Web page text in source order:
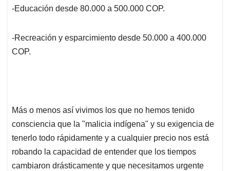
-Educación desde 80.000 a 500.000 COP.
-Recreación y esparcimiento desde 50.000 a 400.000
COP.
Más o menos así vivimos los que no hemos tenido
consciencia que la "malicia indígena" y su exigencia de
tenerlo todo rápidamente y a cualquier precio nos está
robando la capacidad de entender que los tiempos
cambiaron drásticamente y que necesitamos urgente